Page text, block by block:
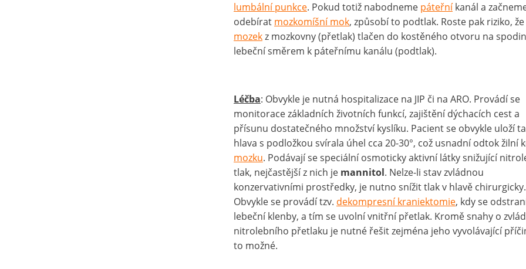
lumbální punkce. Pokud totiž nabodneme páteřníkanál a
odebírat mozkomíšní mok, způsobí to podtlak. Roste pak riziko,
mozekz mozkovny (přetlak) tlačen do kostěného otvoru na
lebeční směrem k páteřnímu kanálu (podtlak).
Léčba: Obvykle je nutná hospitalizace na JIP či na ARO. Provádí se
monitorace základních životních funkcí, zajištění dýchacích cest a
přísunu dostatečného množství kyslíku. Pacient se obvykle uloží
hlava s podložkou svírala úhel cca 20-30°, což usnadní odtok žilní
mozku. Podávají se speciální osmoticky aktivní látky snižující
tlak, nejčastější z nich je mannitol. Nelze-li stav zvládnou
konzervativními prostředky, je nutno snížit tlak v hlavě chirurgicky.
Obvykle se provádí tzv. dekompresní kraniektomie, kdy se
lebeční klenby, a tím se uvolní vnitřní přetlak. Kromě snahy o
nitrolebního přetlaku je nutné řešit zejména jeho vyvolávající
to možné.